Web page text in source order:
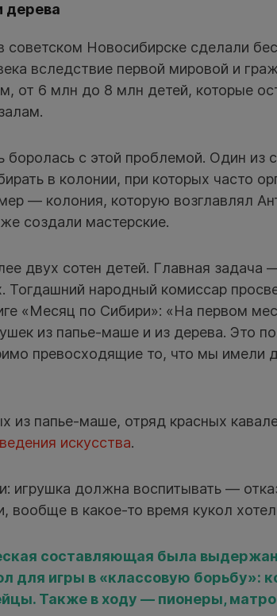
дерева
советском Новосибирске сделали
вследствие первой мировой и
от 6 млн до 8 млн детей, которые
боролась с этой проблемой. Один
в колонии, при которых часто
— колония, которую возглавлял
создали мастерские.
двух сотен детей. Главная задача
Тогдашний народный комиссар
«Месяц по Сибири»: «На первом
из папье-маше и из дерева. Это
превосходящие то, что мы имели
из папье-маше, отряд красных
искусства.
игрушка должна воспитывать —
вообще в какое-то время кукол
составляющая была
для игры в «классовую борьбу»:
Также в ходу — пионеры,